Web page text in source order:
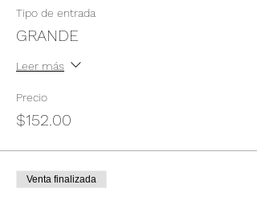
Tipo de entrada
GRANDE
Leer más
Precio
$152.00
Venta finalizada